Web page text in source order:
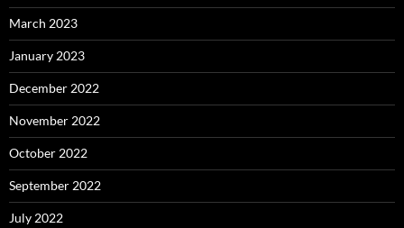
March 2023
January 2023
December 2022
November 2022
October 2022
September 2022
July 2022